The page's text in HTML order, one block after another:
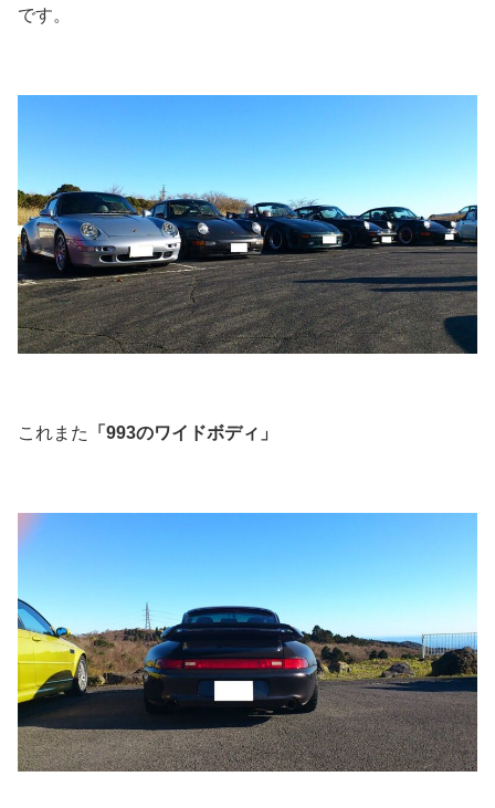
です。
これまた 「993のワイドボディ」